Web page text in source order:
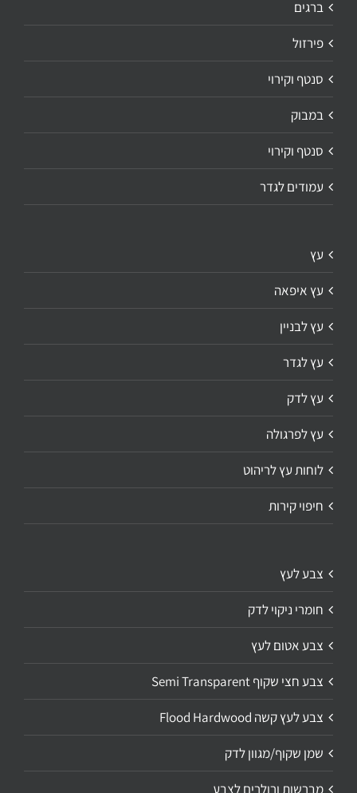
ברגים
פירזול
סנטף וקירוי
במבוק
סנטף וקירוי
עמודים לגדר
עץ
עץ איפאה
עץ לבניין
עץ לגדר
עץ לדק
עץ לפרגולה
לוחות עץ לריהוט
חיפוי קירות
צבע לעץ
חומרי ניקוי לדק
צבע אטום לעץ
צבע חצי שקוף Semi Transparent
צבע לעץ קשה Flood Hardwood
שמן שקוף/מגוון לדק
מברשות ורולרים לצבע